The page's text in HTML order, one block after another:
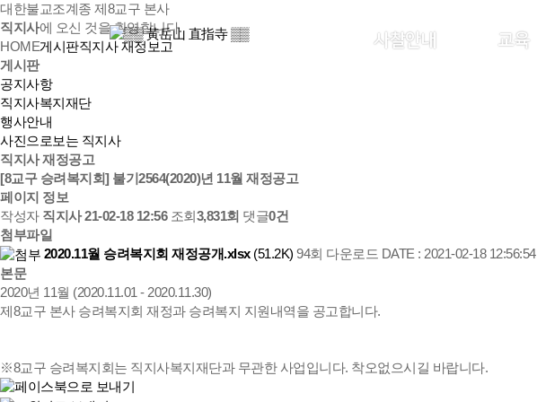
사찰안내 교육
대한불교조계종 제8교구 본사
직지사에 오신 것을 환영합니다.
HOME게시판직지사 재정보고
게시판
공지사항
직지사복지재단
행사안내
사진으로보는 직지사
직지사 재정공고
[8교구 승려복지회] 불기2564(2020)년 11월 재정공고
페이지 정보
작성자 직지사 21-02-18 12:56조회 3,831회 댓글0건
첨부파일
2020.11월 승려복지회 재정공개.xlsx(51.2K) 94회 다운로드 DATE : 2021-02-18 12:56:54
본문
2020년 11월 (2020.11.01 - 2020.11.30)
제8교구 본사 승려복지회 재정과 승려복지 지원내역을 공고합니다.
※8교구 승려복지회는 직지사복지재단과 무관한 사업입니다. 착오없으시길 바랍니다.